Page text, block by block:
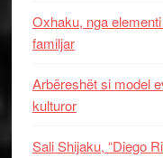
Oxhaku, nga
familjar
Arbëreshët si model
kulturor
Sali Shijaku, “Diego